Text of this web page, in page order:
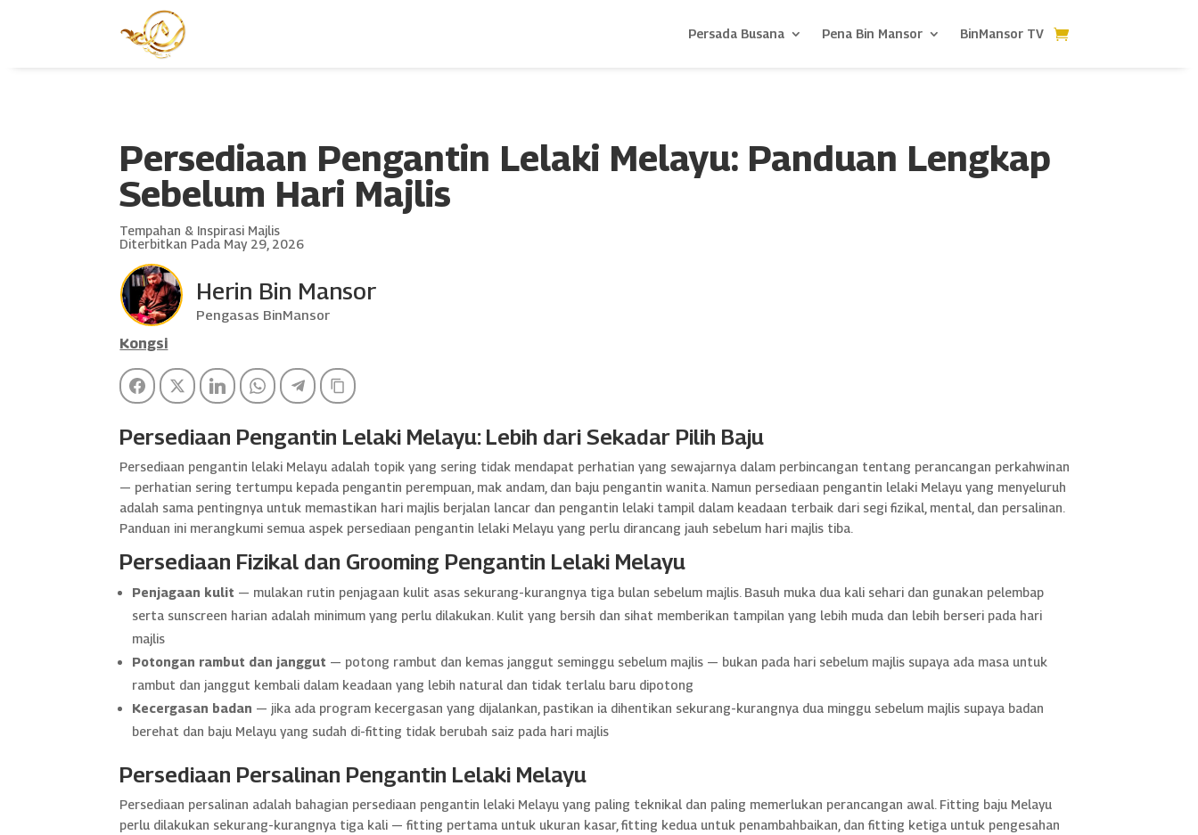
Persada Busana Pena Bin Mansor BinMansor TV
Persediaan Pengantin Lelaki Melayu: Panduan Lengkap
Sebelum Hari Majlis
Tempahan & Inspirasi Majlis
Diterbitkan Pada May 29, 2026
Herin Bin Mansor
Pengasas BinMansor
Kongsi
FacebookTwitter LinkedInWhatsAppTelegramCopy Link
Persediaan Pengantin Lelaki Melayu: Lebih dari Sekadar Pilih Baju
Persediaan pengantin lelaki Melayu adalah topik yang sering tidak mendapat perhatian yang sewajarnya dalam perbincangan tentang perancangan perkahwinan
— perhatian sering tertumpu kepada pengantin perempuan, mak andam, dan baju pengantin wanita. Namun persediaan pengantin lelaki Melayu yang menyeluruh
adalah sama pentingnya untuk memastikan hari majlis berjalan lancar dan pengantin lelaki tampil dalam keadaan terbaik dari segi fizikal, mental, dan persalinan.
Panduan ini merangkumi semua aspek persediaan pengantin lelaki Melayu yang perlu dirancang jauh sebelum hari majlis tiba.
Persediaan Fizikal dan Grooming Pengantin Lelaki Melayu
Penjagaan kulit — mulakan rutin penjagaan kulit asas sekurang-kurangnya tiga bulan sebelum majlis. Basuh muka dua kali sehari dan gunakan pelembap
serta sunscreen harian adalah minimum yang perlu dilakukan. Kulit yang bersih dan sihat memberikan tampilan yang lebih muda dan lebih berseri pada hari
majlis
Potongan rambut dan janggut — potong rambut dan kemas janggut seminggu sebelum majlis — bukan pada hari sebelum majlis supaya ada masa untuk
rambut dan janggut kembali dalam keadaan yang lebih natural dan tidak terlalu baru dipotong
Kecergasan badan — jika ada program kecergasan yang dijalankan, pastikan ia dihentikan sekurang-kurangnya dua minggu sebelum majlis supaya badan
berehat dan baju Melayu yang sudah di-fitting tidak berubah saiz pada hari majlis
Persediaan Persalinan Pengantin Lelaki Melayu
Persediaan persalinan adalah bahagian persediaan pengantin lelaki Melayu yang paling teknikal dan paling memerlukan perancangan awal. Fitting baju Melayu
perlu dilakukan sekurang-kurangnya tiga kali — fitting pertama untuk ukuran kasar, fitting kedua untuk penambahbaikan, dan fitting ketiga untuk pengesahan